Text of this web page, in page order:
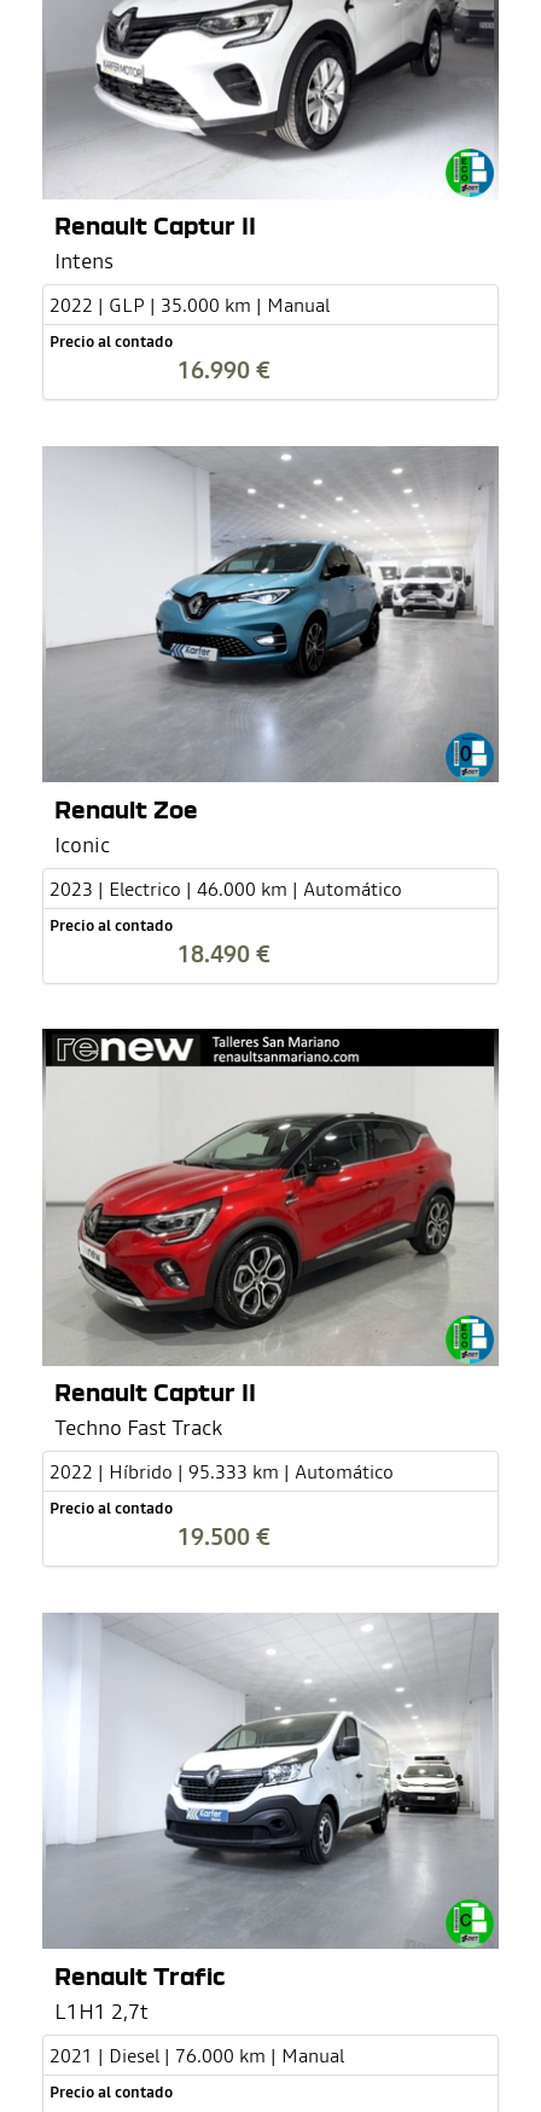
Renault Captur II
Intens
2022 | GLP | 35.000 km | Manual
Precio al contado
16.990 €
Renault Zoe
Iconic
2023 | Electrico | 46.000 km | Automático
Precio al contado
18.490 €
Renault Captur II
Techno Fast Track
2022 | Híbrido | 95.333 km | Automático
Precio al contado
19.500 €
Renault Trafic
L1H1 2,7t
2021 | Diesel | 76.000 km | Manual
Precio al contado